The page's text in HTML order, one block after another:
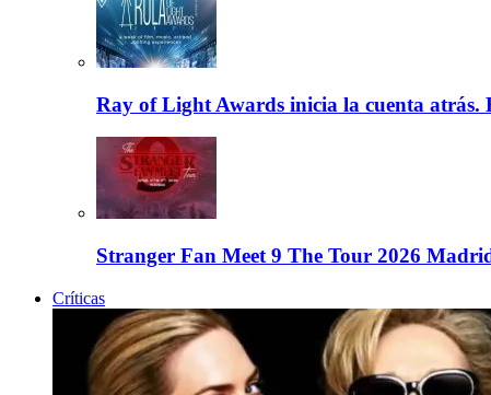
Ray of Light Awards inicia la cuenta atrás.
Stranger Fan Meet 9 The Tour 2026
Críticas